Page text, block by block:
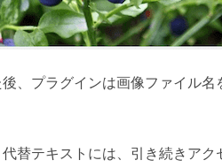
、プラグインは画像ファイル
替テキストには、引き続きア